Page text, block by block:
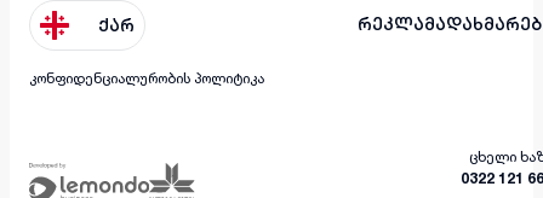
ქარ რეკლამა
კონფიდენციალურობის პოლიტიკა
ცხელი
0322 121